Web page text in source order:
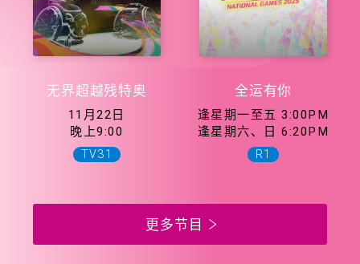
无界超越残特奥
11月22日
晚上9:00
TV31
全运有你
逢星期一至五 3:00PM
逢星期六、日 6:20PM
R1
更多节目